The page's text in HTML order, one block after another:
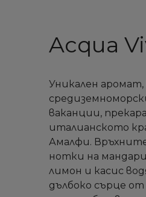
Acqua
Уникален
ваканции,
италианското
Амалфи.
нотки на
лимон и касис
дълбоко сърце